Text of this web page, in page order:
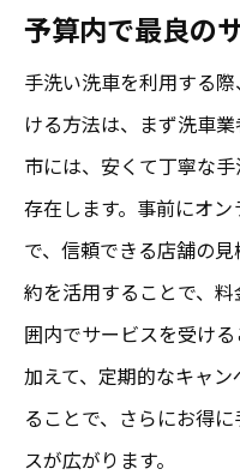
予算内で最良の
手洗い洗車を利用する
ける方法は、まず洗車
市には、安くて丁寧な
存在します。事前にオ
で、信頼できる店舗の
約を活用することで、
囲内でサービスを受ける
加えて、定期的なキャ
ることで、さらにお得
スが広がります。